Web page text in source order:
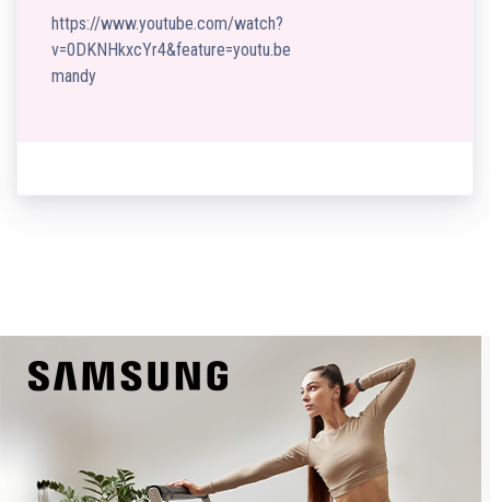
https://www.youtube.com/watch?
v=0DKNHkxcYr4&feature=youtu.be
mandy